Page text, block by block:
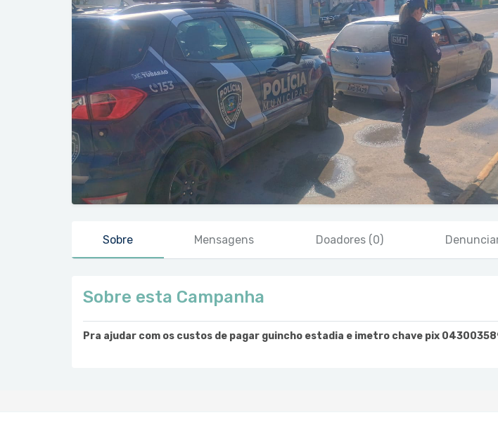
Sobre Mensagens Doadores (0)
Sobre esta Campanha
Pra ajudar com os custos de pagar guincho estadia e imetro chave pix